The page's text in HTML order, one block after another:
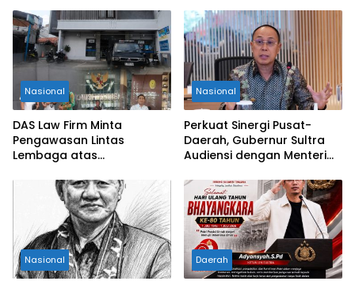
Nasional
DAS Law Firm Minta
Pengawasan Lintas
Lembaga atas
Objek Sengketa di
Pengadilan Negeri Jakarta
Nasional
Perkuat Sinergi Pusat-
Daerah, Gubernur Sultra
Audiensi dengan Menteri
Nasional Daerah